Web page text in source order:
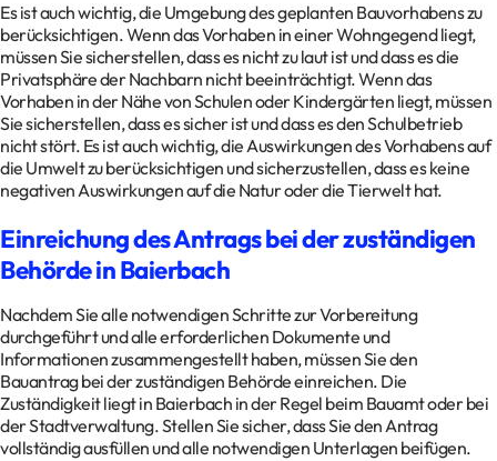
Es ist auch wichtig, die Umgebung des geplanten Bauvorhabens zu
berücksichtigen. Wenn das Vorhaben in einer Wohngegend liegt,
müssen Sie sicherstellen, dass es nicht zu laut ist und dass es die
Privatsphäre der Nachbarn nicht beeinträchtigt. Wenn das
Vorhaben in der Nähe von Schulen oder Kindergärten liegt, müssen
Sie sicherstellen, dass es sicher ist und dass es den Schulbetrieb
nicht stört. Es ist auch wichtig, die Auswirkungen des Vorhabens auf
die Umwelt zu berücksichtigen und sicherzustellen, dass es keine
negativen Auswirkungen auf die Natur oder die Tierwelt hat.
Einreichung des Antrags bei der zuständigen
Behörde in Baierbach
Nachdem Sie alle notwendigen Schritte zur Vorbereitung
durchgeführt und alle erforderlichen Dokumente und
Informationen zusammengestellt haben, müssen Sie den
Bauantrag bei der zuständigen Behörde einreichen. Die
Zuständigkeit liegt in Baierbach in der Regel beim Bauamt oder bei
der Stadtverwaltung. Stellen Sie sicher, dass Sie den Antrag
vollständig ausfüllen und alle notwendigen Unterlagen beifügen.